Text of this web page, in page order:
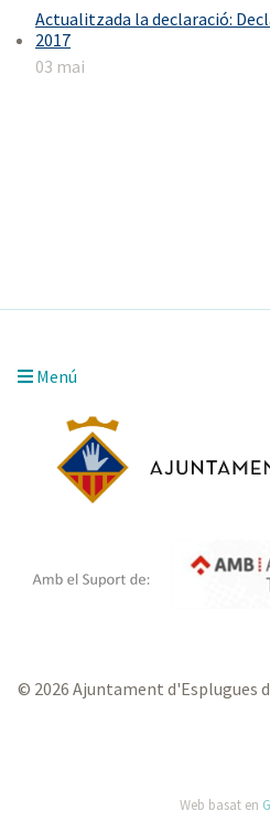
Actualitzada la declaració:
2017
03 mai
Menú
© 2026 Ajuntament d'Esplugues
Web basat en